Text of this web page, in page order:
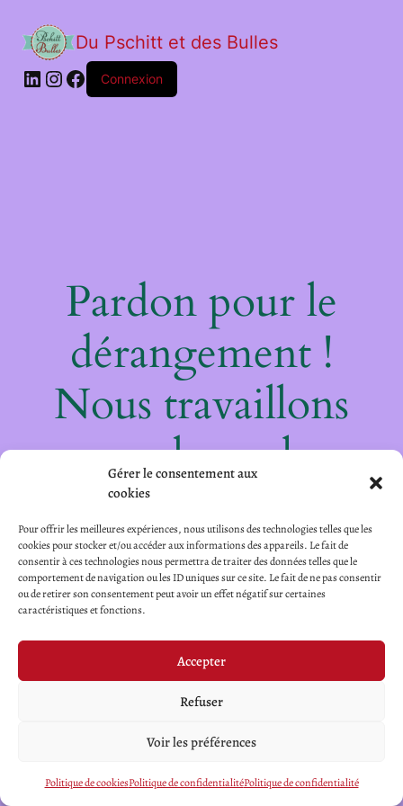
Gérer le consentement aux
cookies
Pour offrir les meilleures expériences, nous utilisons des technologies telles que les
cookies pour stocker et/ou accéder aux informations des appareils. Le fait de
consentir à ces technologies nous permettra de traiter des données telles que le
comportement de navigation ou les ID uniques sur ce site. Le fait de ne pas consentir
ou de retirer son consentement peut avoir un effet négatif sur certaines
caractéristiques et fonctions.
Accepter
Refuser
Voir les préférences
Politique de cookiesPolitique de confidentialitéPolitique de confidentialité
Du Pschitt et des Bulles
Connexion
Pardon pour le
dérangement !
Nous travaillons
sur quelque chose
de fantastique –
revenez bientôt !